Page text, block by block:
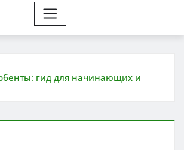
гид для начинающих и